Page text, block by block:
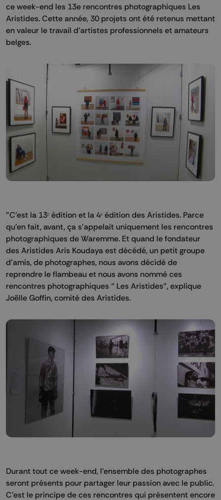
ce week-end les 13e rencontres photographiques Les
Aristides. Cette année, 30 projets ont été retenus mettant
en valeur le travail d’artistes professionnels et amateurs
belges.
"C'est la 13ᵉ édition et la 4ᵉ édition des Aristides. Parce
qu'en fait, avant, ça s'appelait uniquement les rencontres
photographiques de Waremme. Et quand le fondateur
des Aristides Aris Koudaya est décédé, un petit groupe
d'amis, de photographes, nous avons décidé de
reprendre le flambeau et nous avons nommé ces
rencontres photographiques “ Les Aristides”, explique
Joëlle Goffin, comité des Aristides.
Durant tout ce week-end, l’ensemble des photographes
seront présents pour partager leur passion avec le public.
C’est le principe de ces rencontres qui présentent encore